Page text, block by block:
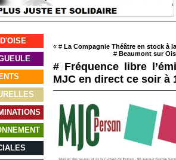
« # La Compagnie Théâtre en stock à
# Beaumont sur
# Fréquence libre
MJC en direct ce soir à